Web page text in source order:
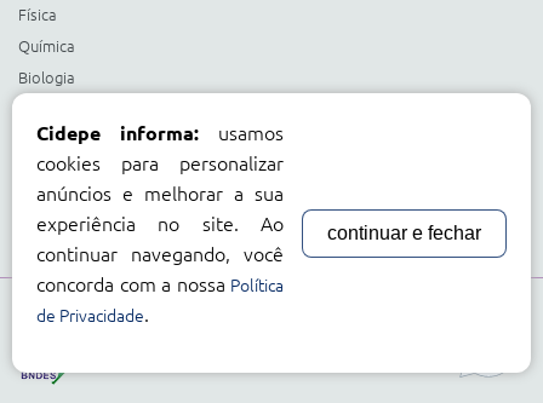
Física
Química
Biologia
Ciências e Matemática Fundamental
Energias Renováveis
Instrumentos
Acessorios Diversos
Compre com:
Cidepe informa: usamos
cookies para personalizar
anúncios e melhorar a sua
experiência no site. Ao
continuar navegando, você
concorda com a nossa Política
de Privacidade.
continuar e fechar